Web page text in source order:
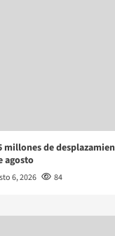
millones de
agosto
6, 2026 84